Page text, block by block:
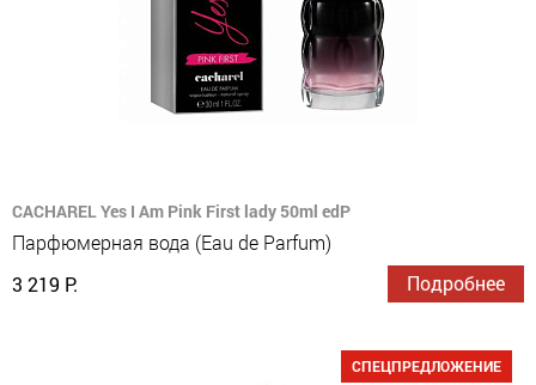
CACHAREL Yes I Am Pink First lady 50ml edP
Парфюмерная вода (Eau de Parfum)
3 219 Р.
Подробнее
СПЕЦПРЕДЛОЖЕНИЕ